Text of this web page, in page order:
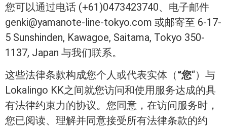
您可以通过电话 (+61)0473423740、电子邮件
genki@yamanote-line-tokyo.com 或邮寄至 6-17-
5 Sunshinden, Kawagoe, Saitama, Tokyo 350-
1137, Japan 与我们联系。
这些法律条款构成您个人或代表实体（“您“）与
Lokalingo KK之间就您访问和使用服务达成的具
有法律约束力的协议。您同意，在访问服务时，
您已阅读、理解并同意接受所有法律条款的约